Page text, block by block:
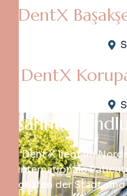
DentX
DentX
Zahnbe h ndl
Dent X liegt im
internationale
Flughäfen der Stadt